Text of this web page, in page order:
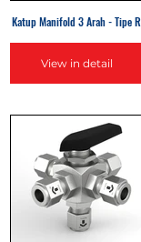
Katup Manifold 3 Arah - Tipe R
View in detail